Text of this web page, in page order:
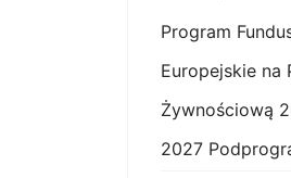
Program
Europejskie na
Żywnościową
2027